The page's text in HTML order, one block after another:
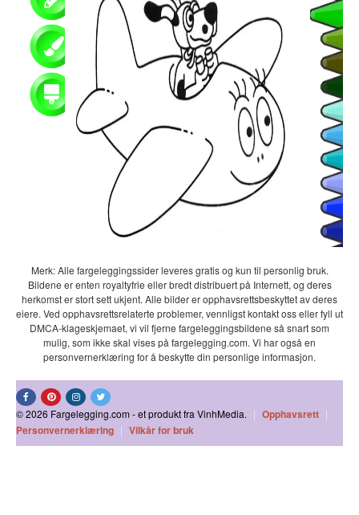
Merk: Alle fargeleggingssider leveres gratis og kun til personlig bruk.
Bildene er enten royaltyfrie eller bredt distribuert på Internett, og deres
herkomst er stort sett ukjent. Alle bilder er opphavsrettsbeskyttet av deres
eiere. Ved opphavsrettsrelaterte problemer, vennligst kontakt oss eller fyll ut
DMCA-klageskjemaet, vi vil fjerne fargeleggingsbildene så snart som
mulig, som ikke skal vises på fargelegging.com. Vi har også en
personvernerklæring for å beskytte din personlige informasjon.
© 2026 Fargelegging.com - et produkt fra VinhMedia. | Opphavsrett |
Personvernerklæring | Vilkår for bruk